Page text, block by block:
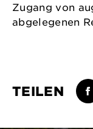
Zugang von
abgelegenen
TEILEN